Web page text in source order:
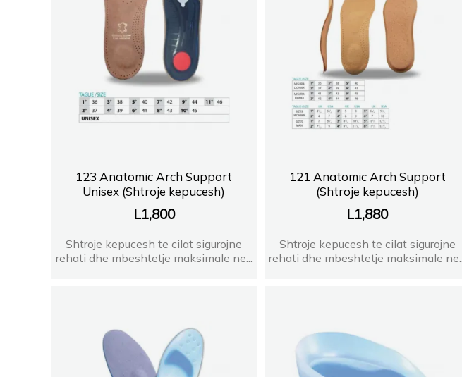
123 Anatomic Arch Support
Unisex (Shtroje kepucesh)
L1,800
Shtroje kepucesh te cilat sigurojne
rehati dhe mbeshtetje maksimale ne...
121 Anatomic Arch Support
(Shtroje kepucesh)
L1,880
Shtroje kepucesh te cilat sigurojne
rehati dhe mbeshtetje maksimale ne...